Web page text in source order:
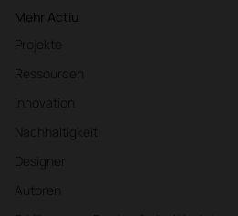
Mehr Actiu
Projekte
Ressourcen
Innovation
Nachhaltigkeit
Designer
Autoren